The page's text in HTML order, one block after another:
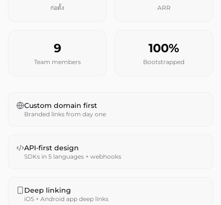
ก่อตั้ง ARR
9
Team members
100%
Bootstrapped
Custom domain first
Branded links from day one
API-first design
SDKs in 5 languages + webhooks
Deep linking
iOS + Android app deep links